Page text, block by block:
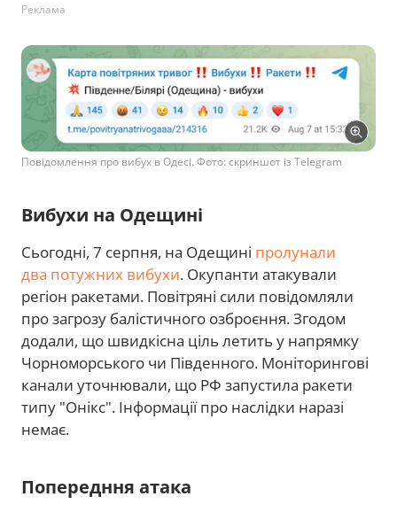
Реклама
Повідомлення про вибух в Одесі. Фото: скриншот із Telegram
Вибухи на Одещині
Сьогодні, 7 серпня, на Одещині пролунали
два потужних вибухи. Окупанти атакували
регіон ракетами. Повітряні сили повідомляли
про загрозу балістичного озброєння. Згодом
додали, що швидкісна ціль летить у напрямку
Чорноморського чи Південного. Моніторингові
канали уточнювали, що РФ запустила ракети
типу "Онікс". Інформації про наслідки наразі
немає.
Попередння атака